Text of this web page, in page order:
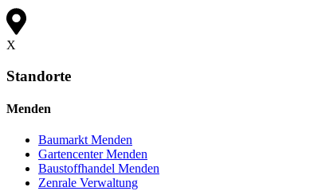
X
Standorte
Menden
Baumarkt Menden
Gartencenter Menden
Baustoffhandel Menden
Zenrale Verwaltung